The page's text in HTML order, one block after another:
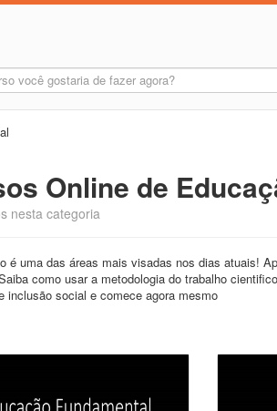
Online de
nesta categoria
é uma das áreas mais visadas nos dias atuais!
como usar a metodologia do trabalho
inclusão social e comece agora mesmo